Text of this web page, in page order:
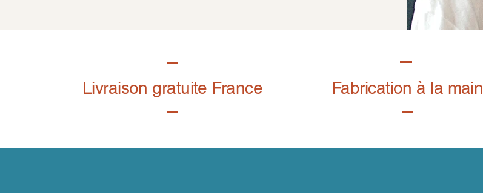
Livraison gratuite France Fabrication à la main